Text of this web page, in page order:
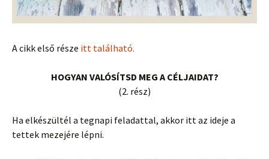
A cikk első része itt található.
HOGYAN VALÓSÍTSD MEG A CÉLJAIDAT?
(2. rész)
Ha elkészültél a tegnapi feladattal, akkor itt az ideje a
tettek mezejére lépni.